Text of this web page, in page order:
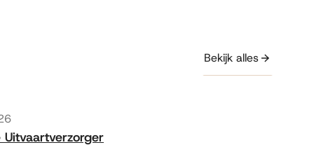
Bekijk alles
Uitvaartverzorger
op